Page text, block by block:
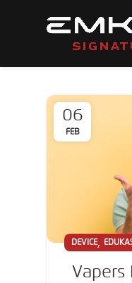
06
FEB
DEVICE,
Vapers